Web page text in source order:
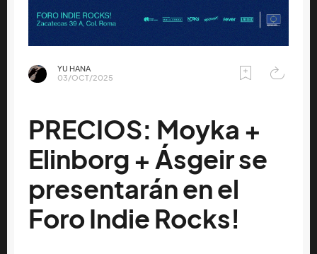
YU HANA
03/OCT/2025
PRECIOS: Moyka +
Elinborg + Ásgeir se
presentarán en el
Foro Indie Rocks!